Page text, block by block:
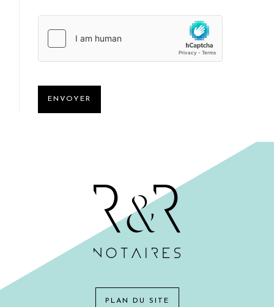
ENVOYER
PLAN DU SITE